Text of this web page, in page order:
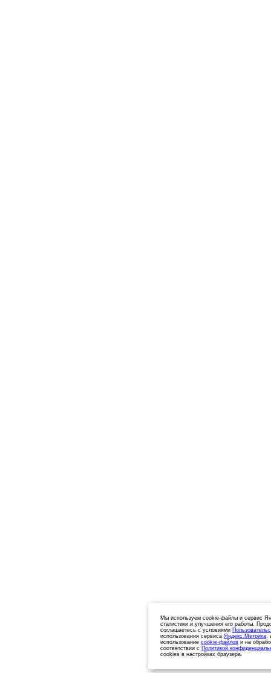
Мы используем cookie-файлы и сервис
статистики и улучшения его работы.
соглашаетесь с условиями
использования сервиса Яндекс.Метрика,
использование cookie-файлов и на
соответствии с Политикой
cookies в настройках браузера.